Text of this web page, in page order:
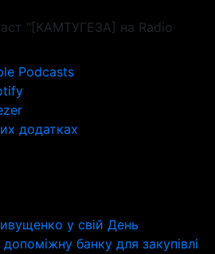
"[КАМТУГЕЗА] на Radio
Podcasts
додатках
у свій День
банку для закупівлі